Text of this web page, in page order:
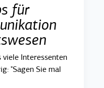
für
viele Interessenten
"Sagen Sie mal